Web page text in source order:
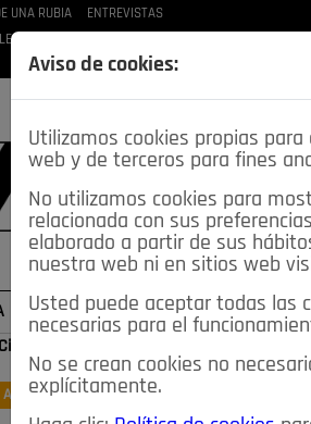
UNA RUBIA ENTREVISTAS
DEPORTES OPINIÓN IN
Ciencia&Tecnología
MIS ANUNCIOS
Aviso de cookies:
Utilizamos cookies propias
web y de terceros para fines
No utilizamos cookies para
relacionada con sus
elaborado a partir de sus
nuestra web ni en sitios web
Usted puede aceptar todas las
necesarias para el
No se crean cookies no
explícitamente.